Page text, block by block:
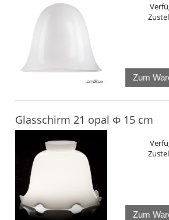
Zum
Glasschirm 21 opal Φ 15 cm
Zum